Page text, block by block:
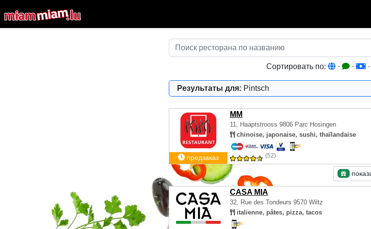
Сортировать по: · · ·
Результаты для: Pintsch
MM
11, Haaptstrooss 9806 Parc Hosingen
chinoise, japonaise, sushi, thaïlandaise
предзаказ (52)
CASA MIA
32, Rue des Tondeurs 9570 Wiltz
italienne, pâtes, pizza, tacos